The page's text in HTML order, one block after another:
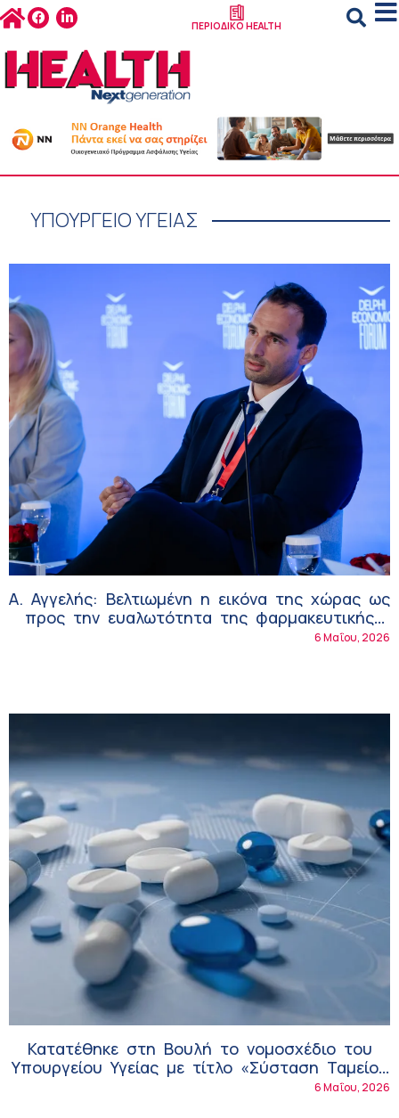
ΠΕΡΙΟΔΙΚΟ HEALTH
ΥΠΟΥΡΓΕΙΟ ΥΓΕΙΑΣ
Α. Αγγελής: Βελτιωμένη η εικόνα της χώρας ως
προς την ευαλωτότητα της φαρμακευτικής
6 Μαΐου, 2026
Κατατέθηκε στη Βουλή το νομοσχέδιο του
Υπουργείου Υγείας με τίτλο «Σύσταση Ταμείου
Καινοτομίας – Πρόσβαση των ασθενών σε νέα
6 Μαΐου, 2026